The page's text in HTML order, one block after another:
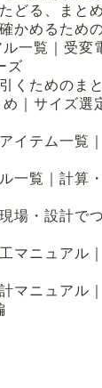
どる、まと
かめるため
一覧｜受変
ズ
くためのま
｜サイズ選
イテム一覧
一覧｜計算
場・設計で
マニュアル
マニュアル